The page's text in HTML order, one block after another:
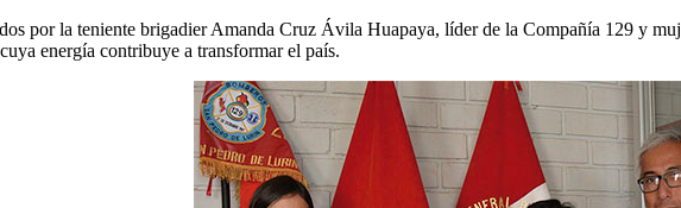
por la teniente brigadier Amanda Cruz Ávila Huapaya, líder de la Compañía 129 y
energía contribuye a transformar el país.